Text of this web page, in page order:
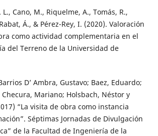
L., Cano, M., Riquelme, A., Tomás, R.,
Á., & Pérez-Rey, I. (2020). Valoración
como actividad complementaria en el
del Terreno de la Universidad de
D’ Ambra, Gustavo; Baez, Eduardo;
Mariano; Holsbach, Néstor y
“La visita de obra como instancia
Séptimas Jornadas de Divulgación
de la Facultad de Ingeniería de la